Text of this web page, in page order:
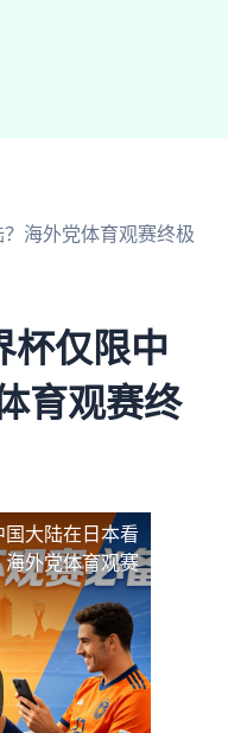
海外党体育观赛终极
杯仅限中
育观赛终
国大陆在日本看
外党体育观赛